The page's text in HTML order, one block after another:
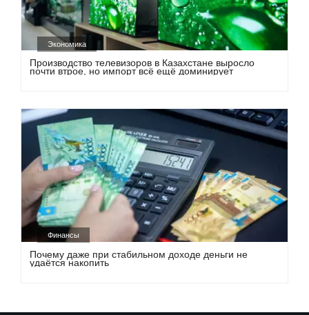
Экономика
Производство телевизоров в Казахстане выросло
почти втрое, но импорт всё ещё доминирует
Финансы
Почему даже при стабильном доходе деньги не
удаётся накопить